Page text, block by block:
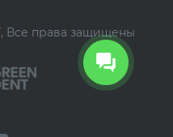
Все права защищены